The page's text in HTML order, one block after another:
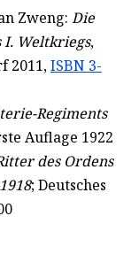
Zweng: Die
I. Weltkriegs,
2011,ISBN 3-
Regiments
Auflage 1922
des Ordens
; Deutsches